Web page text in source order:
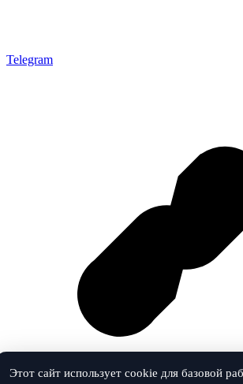
Telegram
Этот сайт использует cookie для базовой